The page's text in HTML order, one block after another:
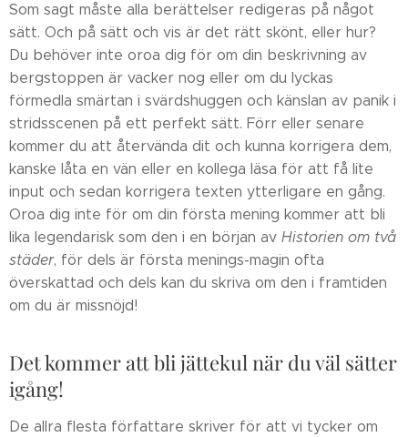
Som sagt måste alla berättelser redigeras på något
sätt. Och på sätt och vis är det rätt skönt, eller hur?
Du behöver inte oroa dig för om din beskrivning av
bergstoppen är vacker nog eller om du lyckas
förmedla smärtan i svärdshuggen och känslan av panik i
stridsscenen på ett perfekt sätt. Förr eller senare
kommer du att återvända dit och kunna korrigera dem,
kanske låta en vän eller en kollega läsa för att få lite
input och sedan korrigera texten ytterligare en gång.
Oroa dig inte för om din första mening kommer att bli
lika legendarisk som den i en början av Historien om två
städer, för dels är första menings-magin ofta
överskattad och dels kan du skriva om den i framtiden
om du är missnöjd!
Det kommer att bli jättekul när du väl sätter
igång!
De allra flesta författare skriver för att vi tycker om